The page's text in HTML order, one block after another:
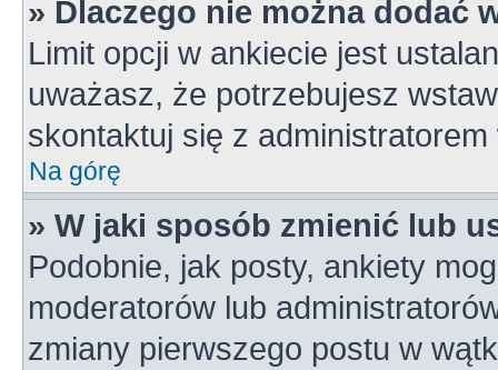
» Dlaczego nie można dodać
Limit opcji w ankiecie jest
uważasz, że potrzebujesz
skontaktuj się z administratorem
Na górę
» W jaki sposób zmienić lub
Podobnie, jak posty, ankiety
moderatorów lub
zmiany pierwszego postu w